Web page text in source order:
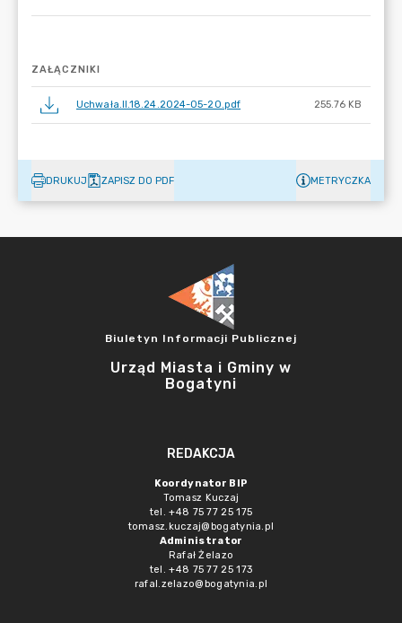
ZAŁĄCZNIKI
Uchwała.II.18.24.2024-05-20.pdf 255.76 KB
DRUKUJ ZAPISZ DO PDF METRYCZKA
Biuletyn Informacji Publicznej
Urząd Miasta i Gminy w
Bogatyni
REDAKCJA
Koordynator BIP
Tomasz Kuczaj
tel. +48 75 77 25 175
tomasz.kuczaj@bogatynia.pl
Administrator
Rafał Żelazo
tel. +48 75 77 25 173
rafal.zelazo@bogatynia.pl